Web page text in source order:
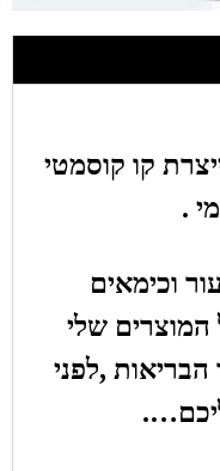
קו קוסמטי
.
וכימאים
שלי
,לפני